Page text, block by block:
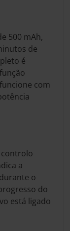
500 mAh,
de
é
com
controlo
a
o
do
está ligado